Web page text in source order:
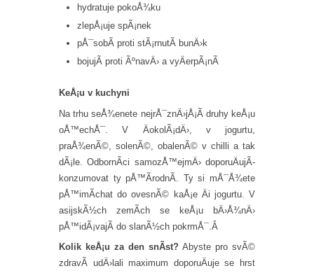
hydratuje pokoÅ¾ku
zlepÅ¡uje spÃ¡nek
pÅ¯sobÃ­ proti stÃ¡rnutÃ­ bunÄ›k
bojujÃ­ proti ÃºnavÄ› a vyÄerpÃ¡nÃ­
KeÅ¡u v kuchyni
Na trhu seÅ¾enete nejrÅ¯znÄ›jÅ¡Ã­ druhy keÅ¡u
oÅ™echÅ¯. V ÄokolÃ¡dÄ›, v jogurtu,
praÅ¾enÃ©, solenÃ©, obalenÃ© v chilli a tak
dÃ¡le. OdbornÃ­ci samozÅ™ejmÄ› doporuÄujÃ­
konzumovat ty pÅ™Ã­rodnÃ­. Ty si mÅ¯Å¾ete
pÅ™imÃ­chat do ovesnÃ© kaÅ¡e Äi jogurtu. V
asijskÃ½ch zemÃ­ch se keÅ¡u bÄ›Å¾nÄ›
pÅ™idÃ¡vajÃ­ do slanÃ½ch pokrmÅ¯.Â
Kolik keÅ¡u za den snÃ­st? Abyste pro svÃ©
zdravÃ­ udÄ›lali maximum doporuÄuje se hrst